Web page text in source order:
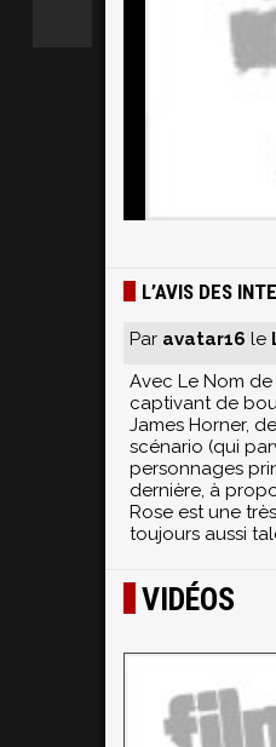
L’AVIS DES
Par avatar16 le
Avec Le Nom
captivant de
James Horner,
scénario (qui
personnages
dernière, à
Rose est une
toujours aussi
VIDÉOS